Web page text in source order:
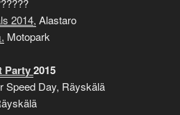
2014, Alastaro
Motopark
Party2015
Speed Day, Räyskälä